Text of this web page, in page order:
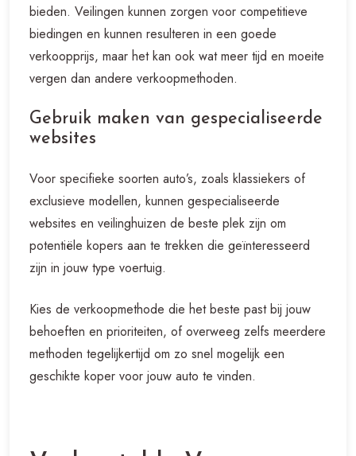
bieden. Veilingen kunnen zorgen voor competitieve
biedingen en kunnen resulteren in een goede
verkoopprijs, maar het kan ook wat meer tijd en moeite
vergen dan andere verkoopmethoden.
Gebruik maken van gespecialiseerde
websites
Voor specifieke soorten auto’s, zoals klassiekers of
exclusieve modellen, kunnen gespecialiseerde
websites en veilinghuizen de beste plek zijn om
potentiële kopers aan te trekken die geïnteresseerd
zijn in jouw type voertuig.
Kies de verkoopmethode die het beste past bij jouw
behoeften en prioriteiten, of overweeg zelfs meerdere
methoden tegelijkertijd om zo snel mogelijk een
geschikte koper voor jouw auto te vinden.